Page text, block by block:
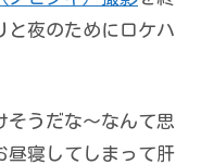
と夜のためにロケハ
そうだな～なんて思
昼寝してしまって肝